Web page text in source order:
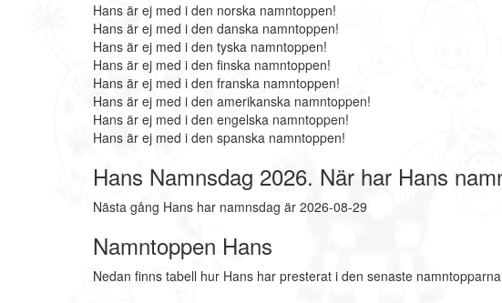
Hans är ej med i den norska namntoppen!
Hans är ej med i den danska namntoppen!
Hans är ej med i den tyska namntoppen!
Hans är ej med i den finska namntoppen!
Hans är ej med i den franska namntoppen!
Hans är ej med i den amerikanska namntoppen!
Hans är ej med i den engelska namntoppen!
Hans är ej med i den spanska namntoppen!
Hans Namnsdag 2026. När har Hans
Nästa gång Hans har namnsdag är 2026-08-29
Namntoppen Hans
Nedan finns tabell hur Hans har presterat i den senaste